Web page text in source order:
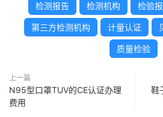
检测报告 检测机构 检验
第三方检测机构 计量认证
质量检验
上一篇
N95型口罩TUV的CE认证办理
费用
鞋